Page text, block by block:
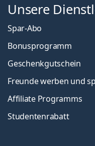
Unsere
Spar-Abo
Bonusprogramm
Geschenkgutschein
Freunde werben und
Affiliate Programms
Studentenrabatt